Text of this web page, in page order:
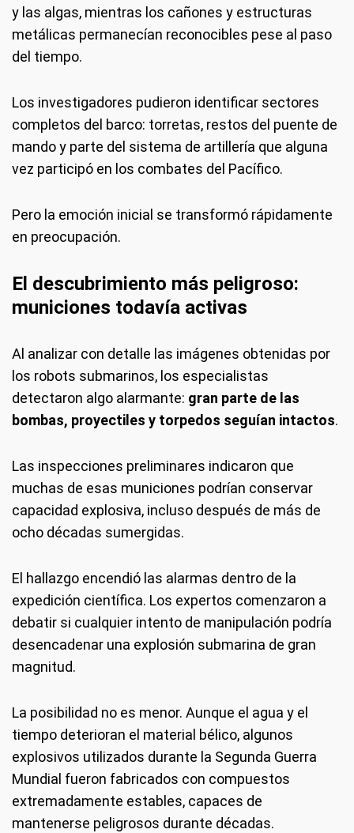
y las algas, mientras los cañones y estructuras
metálicas permanecían reconocibles pese al paso
del tiempo.
Los investigadores pudieron identificar sectores
completos del barco: torretas, restos del puente de
mando y parte del sistema de artillería que alguna
vez participó en los combates del Pacífico.
Pero la emoción inicial se transformó rápidamente
en preocupación.
El descubrimiento más peligroso:
municiones todavía activas
Al analizar con detalle las imágenes obtenidas por
los robots submarinos, los especialistas
detectaron algo alarmante: gran parte de las
bombas, proyectiles y torpedos seguían intactos.
Las inspecciones preliminares indicaron que
muchas de esas municiones podrían conservar
capacidad explosiva, incluso después de más de
ocho décadas sumergidas.
El hallazgo encendió las alarmas dentro de la
expedición científica. Los expertos comenzaron a
debatir si cualquier intento de manipulación podría
desencadenar una explosión submarina de gran
magnitud.
La posibilidad no es menor. Aunque el agua y el
tiempo deterioran el material bélico, algunos
explosivos utilizados durante la Segunda Guerra
Mundial fueron fabricados con compuestos
extremadamente estables, capaces de
mantenerse peligrosos durante décadas.